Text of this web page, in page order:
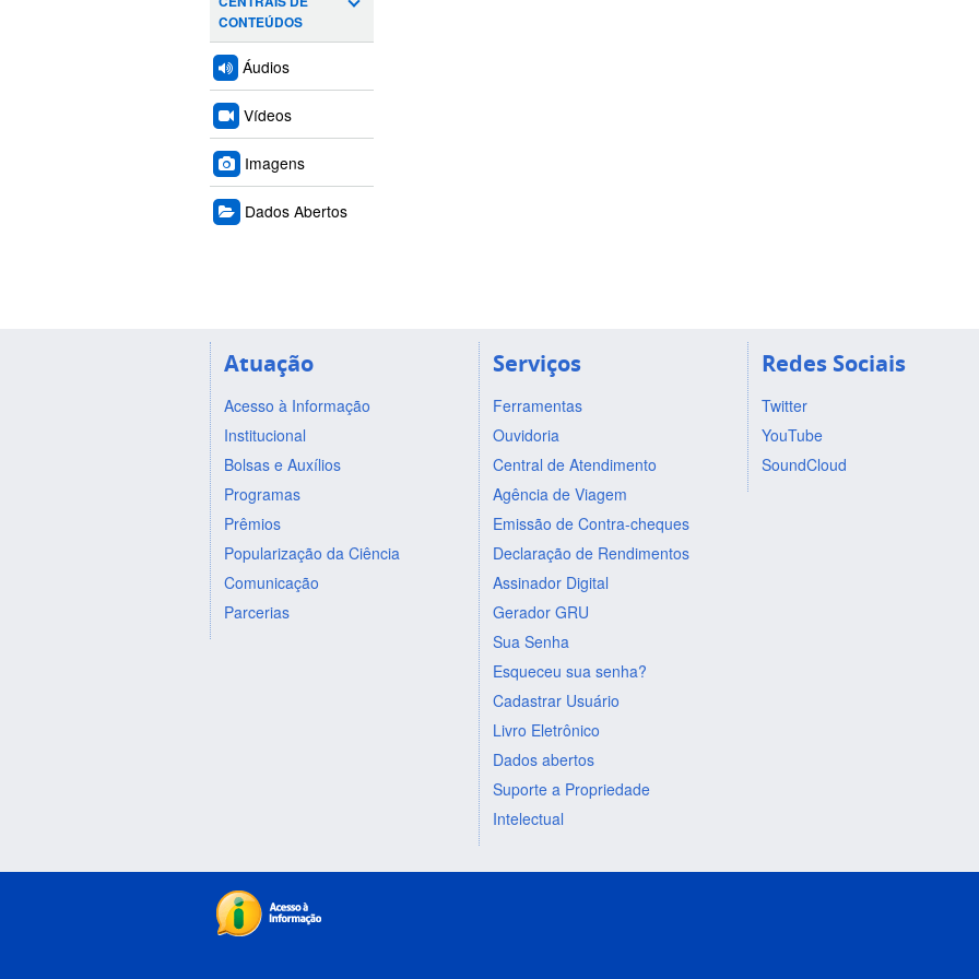
CONTEÚDOS
Áudios
Vídeos
Imagens
Dados Abertos
Atuação
Acesso à Informação
Institucional
Bolsas e Auxílios
Programas
Prêmios
Popularização da Ciência
Comunicação
Parcerias
Serviços
Ferramentas
Ouvidoria
Central de Atendimento
Agência de Viagem
Emissão de Contra-cheques
Declaração de Rendimentos
Assinador Digital
Gerador GRU
Sua Senha
Esqueceu sua senha?
Cadastrar Usuário
Livro Eletrônico
Dados abertos
Suporte a Propriedade
Intelectual
Redes Sociais
Twitter
YouTube
SoundCloud